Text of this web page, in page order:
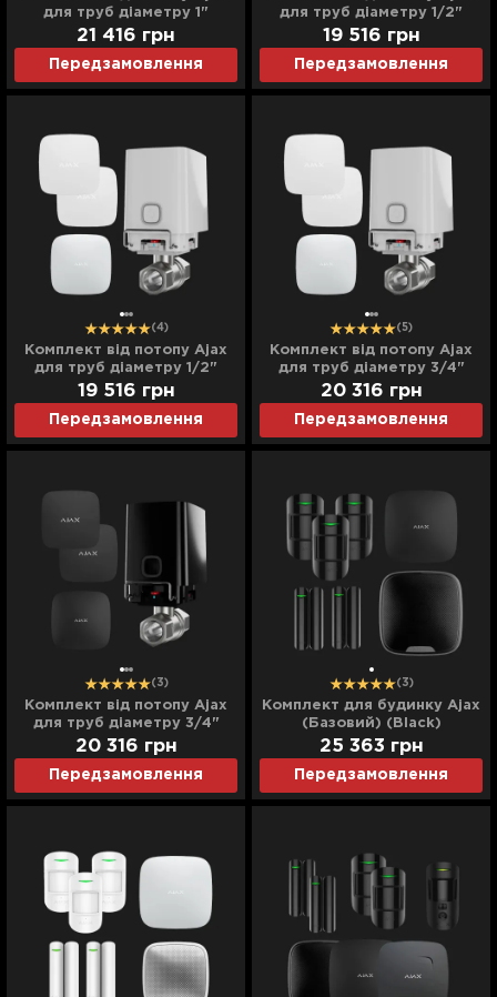
для труб діаметру 1"
(White)
Передзамовлення
21 416 грн
для труб діаметру 1/2"
(Black)
Передзамовлення
19 516 грн
(4)
Комплект від потопу Ajax
для труб діаметру 1/2"
(White)
Передзамовлення
19 516 грн
(5)
Комплект від потопу Ajax
для труб діаметру 3/4"
(White)
Передзамовлення
20 316 грн
(3)
Комплект від потопу Ajax
для труб діаметру 3/4"
(Black)
Передзамовлення
20 316 грн
(3)
Комплект для будинку Ajax
(Базовий) (Black)
Передзамовлення
25 363 грн